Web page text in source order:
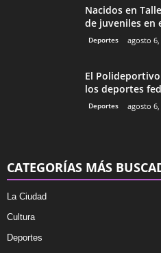
Nacidos en
de juveniles en
Deportes agosto 6,
El
los deportes
Deportes agosto 6,
CATEGORÍAS MÁS
La Ciudad
Cultura
Deportes